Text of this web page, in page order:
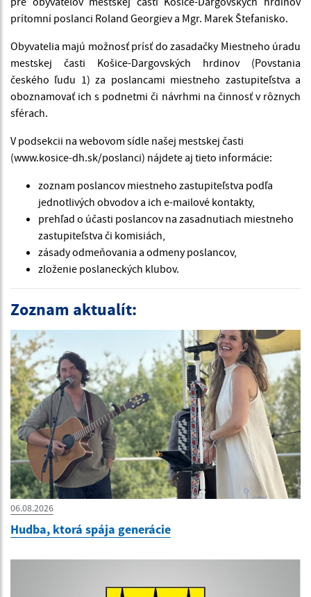
prítomní poslanci Roland Georgiev a Mgr. Marek Štefanisko.
Obyvatelia majú možnosť prísť do zasadačky Miestneho úradu
mestskej časti Košice-Dargovských hrdinov (Povstania
českého ľudu 1) za poslancami miestneho zastupiteľstva a
oboznamovať ich s podnetmi či návrhmi na činnosť v rôznych
sférach.
V podsekcii na webovom sídle našej mestskej časti
(www.kosice-dh.sk/poslanci) nájdete aj tieto informácie:
zoznam poslancov miestneho zastupiteľstva podľa
jednotlivých obvodov a ich e-mailové kontakty,
prehľad o účasti poslancov na zasadnutiach miestneho
zastupiteľstva či komisiách,
zásady odmeňovania a odmeny poslancov,
zloženie poslaneckých klubov.
Zoznam aktualít:
06.08.2026
Hudba, ktorá spája generácie